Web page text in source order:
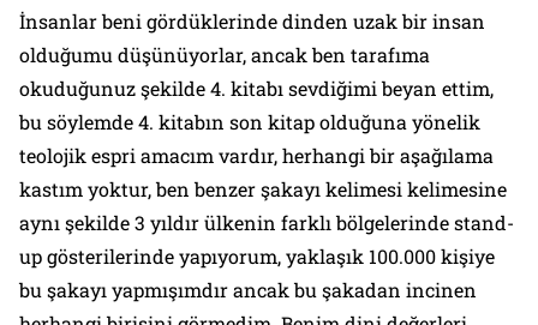
İnsanlar beni gördüklerinde dinden uzak bir insan
olduğumu düşünüyorlar, ancak ben tarafıma
okuduğunuz şekilde 4. kitabı sevdiğimi beyan ettim,
bu söylemde 4. kitabın son kitap olduğuna yönelik
teolojik espri amacım vardır, herhangi bir aşağılama
kastım yoktur, ben benzer şakayı kelimesi kelimesine
aynı şekilde 3 yıldır ülkenin farklı bölgelerinde stand-
up gösterilerinde yapıyorum, yaklaşık 100.000 kişiye
bu şakayı yapmışımdır ancak bu şakadan incinen